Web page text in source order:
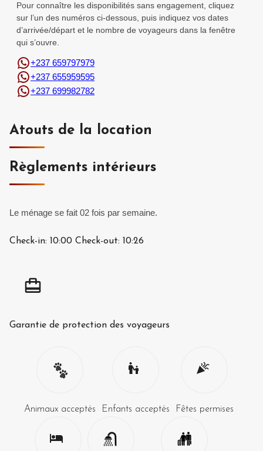
Pour connaître les disponibilités sans engagement, cliquez
sur l’un des numéros ci-dessous, puis indiquez vos dates
d’arrivée/départ et le nombre de voyageurs dans la fenêtre
qui s’ouvre.
+237 659797979
+237 655959595
+237 699982782
Atouts de la location
Règlements intérieurs
Le ménage se fait 02 fois par semaine.
Check-in: 10:00 Check-out: 10:26
Garantie de protection des voyageurs
Animaux acceptés Enfants acceptés Fêtes permises